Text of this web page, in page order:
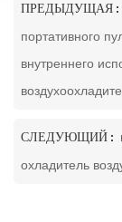
ПРЕДЫДУЩАЯ :
портативного
внутреннего
СЛЕДУЮЩИЙ :
охладитель